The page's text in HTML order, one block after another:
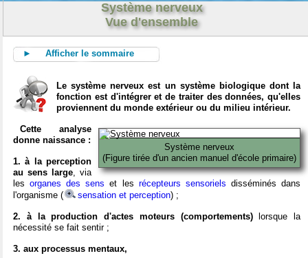
Système nerveux
Vue d'ensemble
► Afficher le sommaire
Le système nerveux est un système biologique dont la
fonction est d'intégrer et de traiter des données, qu'elles
proviennent du monde extérieur ou du milieu intérieur.
Système nerveux
(Figure tirée d'un ancien manuel d'école primaire)
Cette analyse
donne naissance :
1. à la perception
au sens large, via
lesorganes des sens et les récepteurs sensoriels disséminés dans
l'organisme (
sensation et perception) ;
2. à la production d'actes moteurs (comportements)lorsque la
nécessité se fait sentir ;
3. aux processus mentaux,